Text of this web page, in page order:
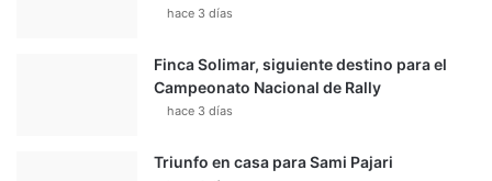
hace 3 días
Finca Solimar, siguiente destino para el
Campeonato Nacional de Rally
hace 3 días
Triunfo en casa para Sami Pajari